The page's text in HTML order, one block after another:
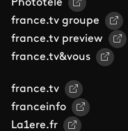
Phototele
france.tv groupe
france.tv preview
france.tv&vous
france.tv
franceinfo
La1ere.fr